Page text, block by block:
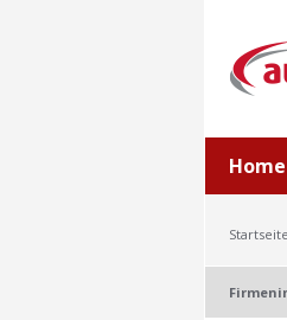
Home
Startseite